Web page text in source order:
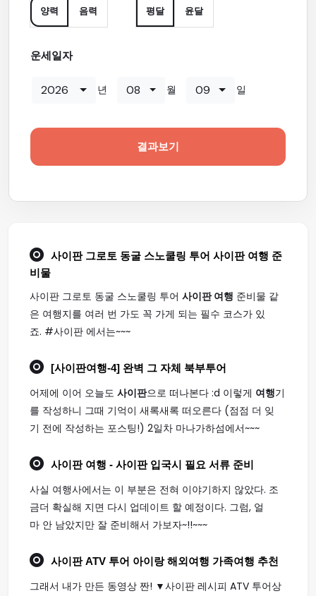
양력 음력 평달 윤달
운세일자
2026 년 08 월 09 일
결과보기
사이판 그로토 동굴 스노쿨링 투어 사이판 여행 준
비물
사이판 그로토 동굴 스노쿨링 투어 사이판 여행 준비물 같
은 여행지를 여러 번 가도 꼭 가게 되는 필수 코스가 있
죠. #사이판 에서는~~~
[사이판여행-4] 완벽 그 자체 북부투어
어제에 이어 오늘도 사이판으로 떠나본다 :d 이렇게 여행기
를 작성하니 그때 기억이 새록새록 떠오른다 (점점 더 잊
기 전에 작성하는 포스팅!) 2일차 마나가하섬에서~~~
사이판 여행 - 사이판 입국시 필요 서류 준비
사실 여행사에서는 이 부분은 전혀 이야기하지 않았다. 조
금더 확실해 지면 다시 업데이트 할 예정이다. 그럼, 얼
마 안 남았지만 잘 준비해서 가보자~!!~~~
사이판ATV 투어 아이랑 해외 여행 가족여행 추천
그래서 내가 만든 동영상 짠! ▼사이판 레시피 ATV 투어상